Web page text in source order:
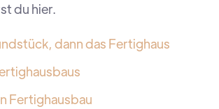
du hier.
dann das Fertighaus
Fertighausbau